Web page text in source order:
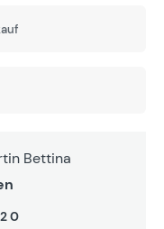
Bettina
0